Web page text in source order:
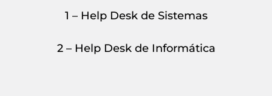
1 – Help Desk de Sistemas
2 – Help Desk de Informática